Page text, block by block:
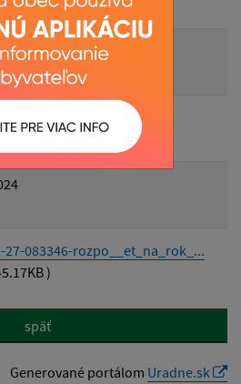
Reset
Hospodárenie
27-083346-rozpo__et_na_rok_...
)
späť
Generované portálom Uradne.sk